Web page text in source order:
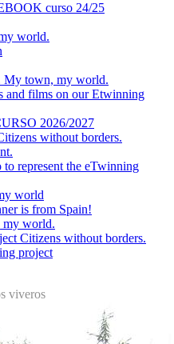
curso 24/25
world.
My town, my world.
and films on our Etwinning
2026/2027
without borders.
represent the eTwinning
world
is from Spain!
my world.
Citizens without borders.
project
viveros